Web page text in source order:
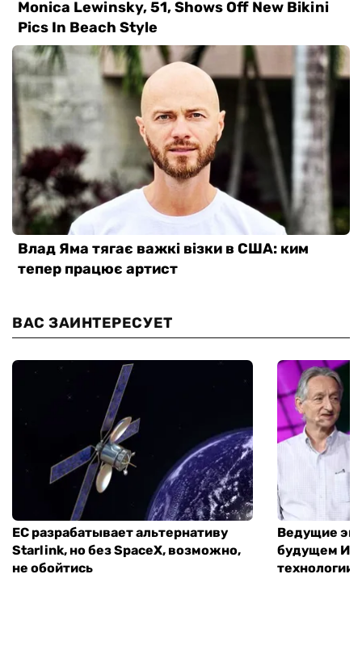
ВАС ЗАИНТЕРЕСУЕТ
ЕС разрабатывает альтернативу
Starlink, но без SpaceX, возможно,
не обойтись
Ведущие
будущем
технологии